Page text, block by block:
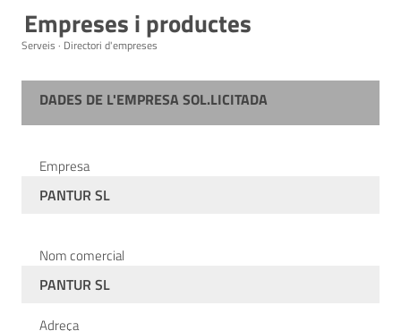
Empreses i productes
Serveis · Directori d'empreses
DADES DE L'EMPRESA SOL.LICITADA
Empresa
PANTUR SL
Nom comercial
PANTUR SL
Adreça